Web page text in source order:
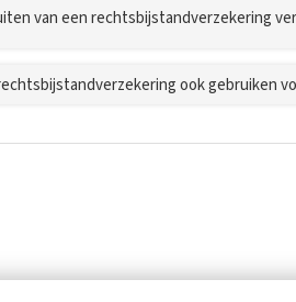
van een rechtsbijstandverzekering
ook gebruiken